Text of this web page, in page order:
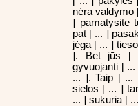
nėra valdymo
] pamatysite
pat [ ... ]
jėga [ ... ]
]. Bet jūs [
gyvuojanti [
... ]. Taip [
sielos [ ... ]
... ] sukuria [